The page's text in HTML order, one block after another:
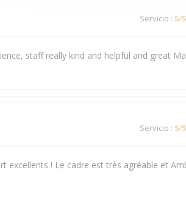
Servicio : 5/5
staff really kind and helpful and great
Servicio : 5/5
excellents ! Le cadre est très agréable et